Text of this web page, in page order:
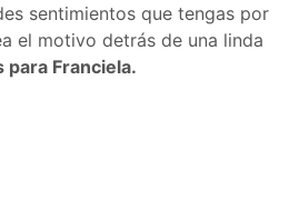
sentimientos que tengas por
el motivo detrás de una linda
para Franciela.